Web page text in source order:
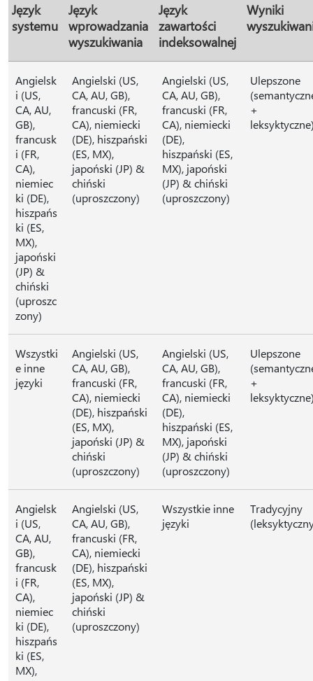
Język
systemu
Język
wprowadzania
wyszukiwania
Język
zawartości
indeksowalnej
Wyniki
Angielsk
i (US,
CA, AU,
GB),
francusk
i (FR,
CA),
niemiec
ki (DE),
hiszpańs
ki (ES,
MX),
japoński
(JP) &
chiński
(uproszc
zony)
Angielski (US,
CA, AU, GB),
francuski (FR,
CA), niemiecki
(DE), hiszpański
(ES, MX),
japoński (JP) &
chiński
(uproszczony)
Angielski (US,
CA, AU, GB),
francuski (FR,
CA), niemiecki
(DE),
hiszpański (ES,
MX), japoński
(JP) & chiński
(uproszczony)
Ulepszone
+
Wszystki
e inne
języki
Angielski (US,
CA, AU, GB),
francuski (FR,
CA), niemiecki
(DE), hiszpański
(ES, MX),
japoński (JP) &
chiński
(uproszczony)
Angielski (US,
CA, AU, GB),
francuski (FR,
CA), niemiecki
(DE),
hiszpański (ES,
MX), japoński
(JP) & chiński
(uproszczony)
Ulepszone
+
Angielsk
i (US,
CA, AU,
GB),
francusk
i (FR,
CA),
niemiec
ki (DE),
hiszpańs
ki (ES,
MX),
Angielski (US,
CA, AU, GB),
francuski (FR,
CA), niemiecki
(DE), hiszpański
(ES, MX),
japoński (JP) &
chiński
(uproszczony)
Wszystkie inne
języki
Tradycyjny